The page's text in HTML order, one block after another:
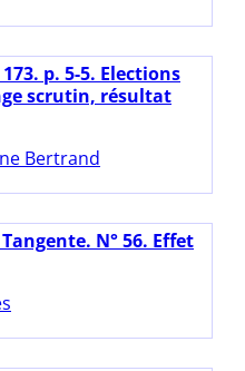
p. 5-5. Elections
scrutin, résultat
Bertrand
N° 56. Effet